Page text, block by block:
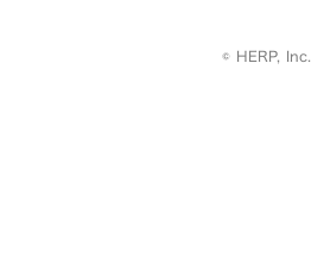
© HERP, Inc.